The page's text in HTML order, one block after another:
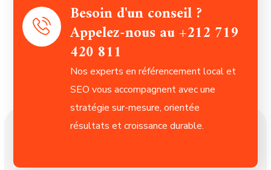
Besoin d'un conseil ?
Appelez-nous au +212 719
420 811
Nos experts en référencement local et
SEO vous accompagnent avec une
stratégie sur-mesure, orientée
résultats et croissance durable.